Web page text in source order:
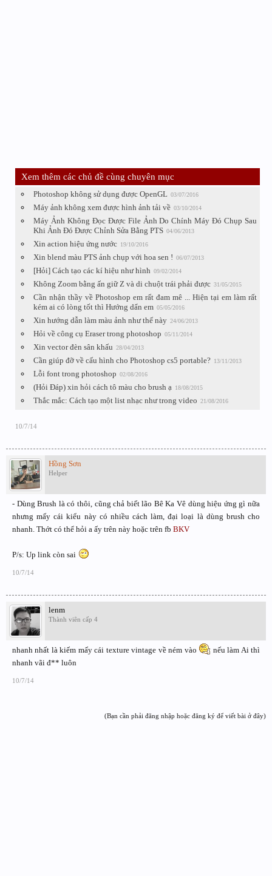
Xem thêm các chủ đề cùng chuyên mục
Photoshop không sử dụng được OpenGL 03/07/2016
Máy ảnh không xem được hình ảnh tải về 03/10/2014
Máy Ảnh Không Đọc Được File Ảnh Do Chính Máy Đó Chụp Sau
Khi Ảnh Đó Được Chỉnh Sửa Bằng PTS 04/06/2013
Xin action hiệu ứng nước 19/10/2016
Xin blend màu PTS ảnh chụp với hoa sen ! 06/07/2013
[Hỏi] Cách tạo các kí hiệu như hình 09/02/2014
Không Zoom bằng ấn giữ Z và di chuột trái phải được 31/05/2015
Cần nhận thầy về Photoshop em rất đam mê ... Hiện tại em làm rất
kém ai có lòng tốt thì Hướng dẩn em 05/05/2016
Xin hướng dẫn làm màu ảnh như thế này 24/06/2013
Hỏi về công cụ Eraser trong photoshop 05/11/2014
Xin vector đèn sân khấu 28/04/2013
Cần giúp đỡ về cấu hình cho Photoshop cs5 portable? 13/11/2013
Lỗi font trong photoshop 02/08/2016
(Hỏi Đáp) xin hỏi cách tô màu cho brush ạ 18/08/2015
Thắc mắc: Cách tạo một list nhạc như trong video 21/08/2016
10/7/14
Hồng Sơn
Helper
- Dùng Brush là có thôi, cũng chả biết lão Bê Ka Vê dùng hiệu ứng gì nữa
nhưng mấy cái kiểu này có nhiều cách làm, đại loại là dùng brush cho
nhanh. Thớt có thể hỏi a ấy trên này hoặc trên fb BKV
P/s: Up link còn sai
10/7/14
lenm
Thành viên cấp 4
nhanh nhất là kiếm mấy cái texture vintage về ném vào
nếu làm Ai thì
nhanh vãi đ** luôn
10/7/14
(Bạn cần phải đăng nhập hoặc đăng ký để viết bài ở đây)